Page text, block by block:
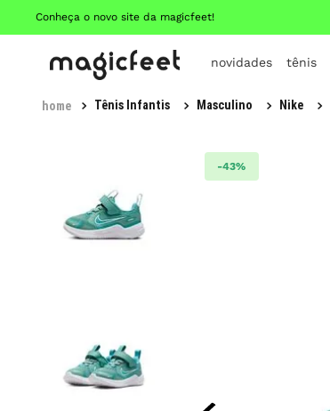
Conheça o novo site da magicfeet!
novidades tênis
Tênis Infantis Masculino Nike
-43%